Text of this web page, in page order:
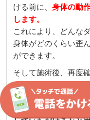
ける前に、身体の動
します。
これにより、どんな
身体がどのくらい歪
ができます。
そして施術後、再度
どう変わったのか？
を施術者にお知らせ
おそらく1回目から